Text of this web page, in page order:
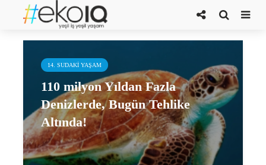
denizler
14. SUDAKI YAŞAM
110 milyon Yıldan Fazla
Denizlerde, Bugün Tehlike
Altında!